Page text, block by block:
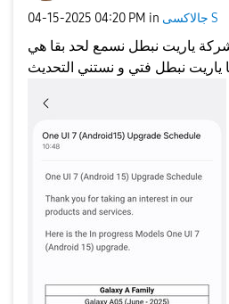
‎04-15-2025 04:20 PM in جالاكسى S
ياريت نبطل نسمع لحد بقا هي